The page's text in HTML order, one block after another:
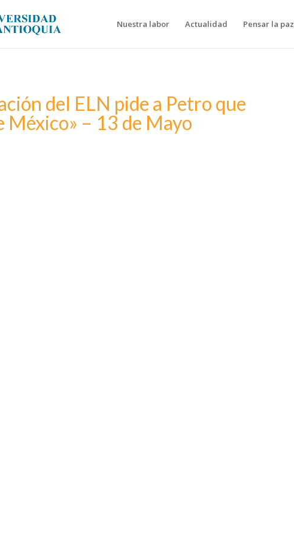
Nuestra labor Actualidad Pensar la paz
del ELN pide a Petro que
México» – 13 de Mayo